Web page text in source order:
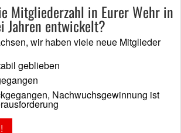
Mitgliederzahl in Eurer Wehr in
Jahren entwickelt?
wir haben viele neue Mitglieder
geblieben
Nachwuchsgewinnung ist